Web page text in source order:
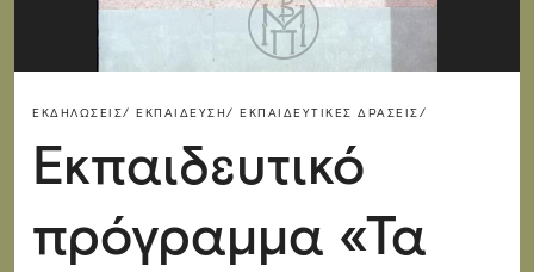
ΕΚΔΗΛΏΣΕΙΣ/ ΕΚΠΑΊΔΕΥΣΗ/ ΕΚΠΑΙΔΕΥΤΙΚΈΣ ΔΡΆΣΕΙΣ/
Εκπαιδευτικό
πρόγραμμα «Τα